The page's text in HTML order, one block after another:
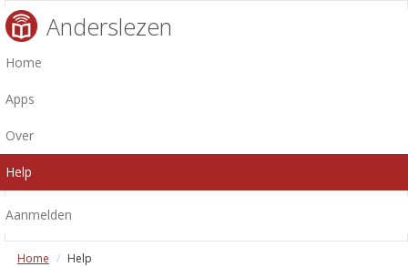
Anderslezen
Home
Apps
Over
Help
Aanmelden
Home Help